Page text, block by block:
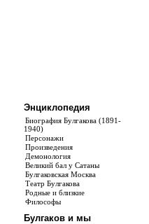
Энциклопедия
Биография Булгакова (1891-
1940)
Персонажи
Произведения
Демонология
Великий бал у Сатаны
Булгаковская Москва
Театр Булгакова
Родные и близкие
Философы
Булгаков и мы